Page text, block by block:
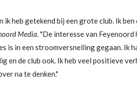
heb getekend bij een grote club. Ik ben
Media. "De interesse van Feyenoord
is in een stroomversnelling gegaan. Ik
en de club ook. Ik heb veel positieve
na te denken."